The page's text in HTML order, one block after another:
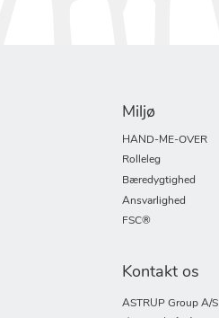
Miljø
HAND-ME-OVER
Rolleleg
Bæredygtighed
Ansvarlighed
FSC®
Kontakt os
ASTRUP Group A/S